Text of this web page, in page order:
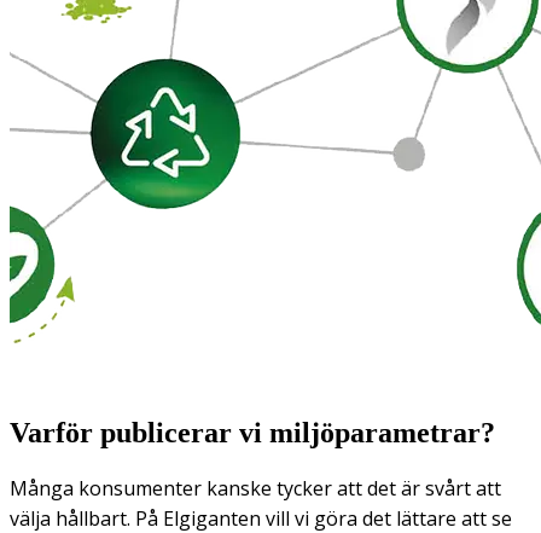
Varför publicerar vi miljöparametrar?
Många konsumenter kanske tycker att det är svårt att
välja hållbart. På Elgiganten vill vi göra det lättare att se